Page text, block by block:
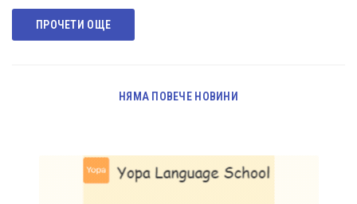
ПРОЧЕТИ ОЩЕ
НЯМА ПОВЕЧЕ НОВИНИ